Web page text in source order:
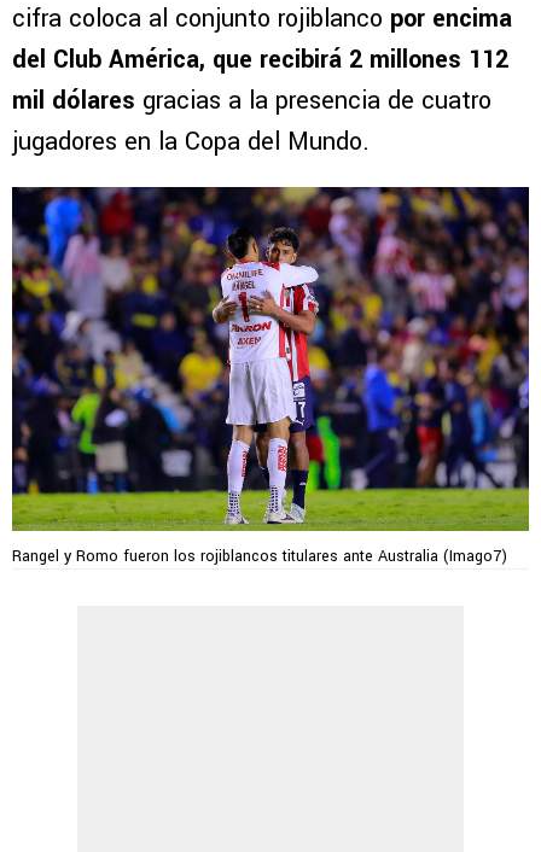
cifra coloca al conjunto rojiblanco por encima
del Club América, que recibirá 2 millones 112
mil dólares gracias a la presencia de cuatro
jugadores en la Copa del Mundo.
Rangel y Romo fueron los rojiblancos titulares ante Australia (Imago7)